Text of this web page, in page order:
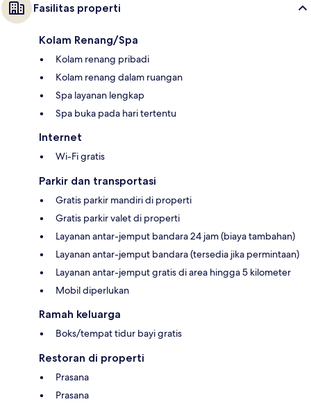
Fasilitas properti
Kolam Renang/Spa
Kolam renang pribadi
Kolam renang dalam ruangan
Spa layanan lengkap
Spa buka pada hari tertentu
Internet
Wi-Fi gratis
Parkir dan transportasi
Gratis parkir mandiri di properti
Gratis parkir valet di properti
Layanan antar-jemput bandara 24 jam (biaya tambahan)
Layanan antar-jemput bandara (tersedia jika permintaan)
Layanan antar-jemput gratis di area hingga 5 kilometer
Mobil diperlukan
Ramah keluarga
Boks/tempat tidur bayi gratis
Restoran di properti
Prasana
Prasana